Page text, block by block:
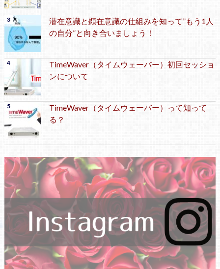
潜在意識と顕在意識の仕組みを知って”もう1人
の自分”と向き合いましょう！
TimeWaver（タイムウェーバー）初回セッショ
ンについて
TimeWaver（タイムウェーバー）って知って
る？